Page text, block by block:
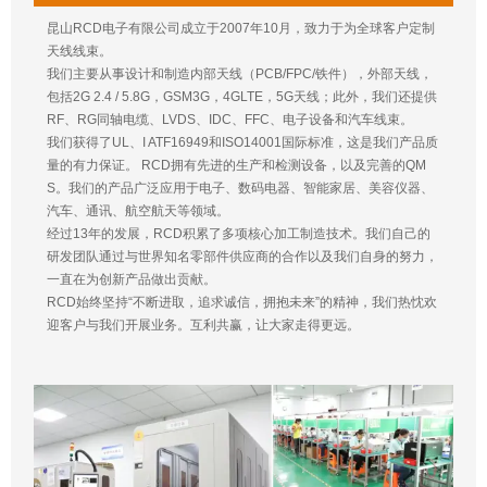
昆山RCD电子有限公司成立于2007年10月，致力于为全球客户定制
天线线束。
我们主要从事设计和制造内部天线（PCB/FPC/铁件），外部天线，
包括2G 2.4 / 5.8G，GSM3G，4GLTE，5G天线；此外，我们还提供
RF、RG同轴电缆、LVDS、IDC、FFC、电子设备和汽车线束。
我们获得了UL、I ATF16949和ISO14001国际标准，这是我们产品质
量的有力保证。 RCD拥有先进的生产和检测设备，以及完善的QM
S。我们的产品广泛应用于电子、数码电器、智能家居、美容仪器、
汽车、通讯、航空航天等领域。
经过13年的发展，RCD积累了多项核心加工制造技术。我们自己的
研发团队通过与世界知名零部件供应商的合作以及我们自身的努力，
一直在为创新产品做出贡献。
RCD始终坚持“不断进取，追求诚信，拥抱未来”的精神，我们热忱欢
迎客户与我们开展业务。互利共赢，让大家走得更远。